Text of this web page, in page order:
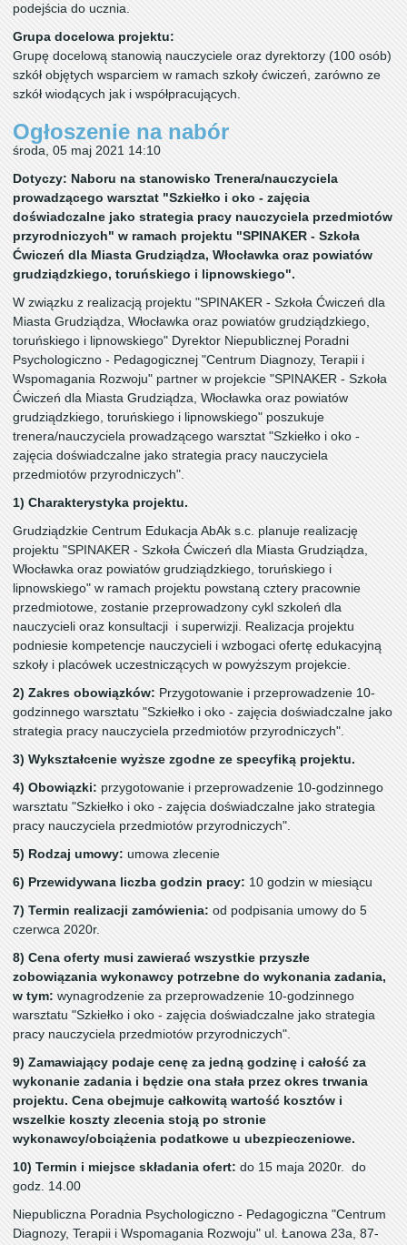
podejścia do ucznia.
Grupa docelowa projektu:
Grupę docelową stanowią nauczyciele oraz dyrektorzy (100 osób)
szkół objętych wsparciem w ramach szkoły ćwiczeń, zarówno ze
szkół wiodących jak i współpracujących.
Ogłoszenie na nabór
środa, 05 maj 2021 14:10
Dotyczy: Naboru na stanowisko Trenera/nauczyciela
prowadzącego warsztat "Szkiełko i oko - zajęcia
doświadczalne jako strategia pracy nauczyciela przedmiotów
przyrodniczych" w ramach projektu "SPINAKER - Szkoła
Ćwiczeń dla Miasta Grudziądza, Włocławka oraz powiatów
grudziądzkiego, toruńskiego i lipnowskiego".
W związku z realizacją projektu "SPINAKER - Szkoła Ćwiczeń dla
Miasta Grudziądza, Włocławka oraz powiatów grudziądzkiego,
toruńskiego i lipnowskiego" Dyrektor Niepublicznej Poradni
Psychologiczno - Pedagogicznej "Centrum Diagnozy, Terapii i
Wspomagania Rozwoju" partner w projekcie "SPINAKER - Szkoła
Ćwiczeń dla Miasta Grudziądza, Włocławka oraz powiatów
grudziądzkiego, toruńskiego i lipnowskiego" poszukuje
trenera/nauczyciela prowadzącego warsztat "Szkiełko i oko -
zajęcia doświadczalne jako strategia pracy nauczyciela
przedmiotów przyrodniczych".
1) Charakterystyka projektu.
Grudziądzkie Centrum Edukacja AbAk s.c. planuje realizację
projektu "SPINAKER - Szkoła Ćwiczeń dla Miasta Grudziądza,
Włocławka oraz powiatów grudziądzkiego, toruńskiego i
lipnowskiego" w ramach projektu powstaną cztery pracownie
przedmiotowe, zostanie przeprowadzony cykl szkoleń dla
nauczycieli oraz konsultacji i superwizji. Realizacja projektu
podniesie kompetencje nauczycieli i wzbogaci ofertę edukacyjną
szkoły i placówek uczestniczących w powyższym projekcie.
2) Zakres obowiązków: Przygotowanie i przeprowadzenie 10-
godzinnego warsztatu "Szkiełko i oko - zajęcia doświadczalne jako
strategia pracy nauczyciela przedmiotów przyrodniczych".
3) Wykształcenie wyższe zgodne ze specyfiką projektu.
4) Obowiązki: przygotowanie i przeprowadzenie 10-godzinnego
warsztatu "Szkiełko i oko - zajęcia doświadczalne jako strategia
pracy nauczyciela przedmiotów przyrodniczych".
5) Rodzaj umowy: umowa zlecenie
6) Przewidywana liczba godzin pracy: 10 godzin w miesiącu
7) Termin realizacji zamówienia: od podpisania umowy do 5
czerwca 2020r.
8) Cena oferty musi zawierać wszystkie przyszłe
zobowiązania wykonawcy potrzebne do wykonania zadania,
w tym: wynagrodzenie za przeprowadzenie 10-godzinnego
warsztatu "Szkiełko i oko - zajęcia doświadczalne jako strategia
pracy nauczyciela przedmiotów przyrodniczych".
9) Zamawiający podaje cenę za jedną godzinę i całość za
wykonanie zadania i będzie ona stała przez okres trwania
projektu. Cena obejmuje całkowitą wartość kosztów i
wszelkie koszty zlecenia stoją po stronie
wykonawcy/obciążenia podatkowe u ubezpieczeniowe.
10) Termin i miejsce składania ofert: do 15 maja 2020r. do
godz. 14.00
Niepubliczna Poradnia Psychologiczno - Pedagogiczna "Centrum
Diagnozy, Terapii i Wspomagania Rozwoju" ul. Łanowa 23a, 87-